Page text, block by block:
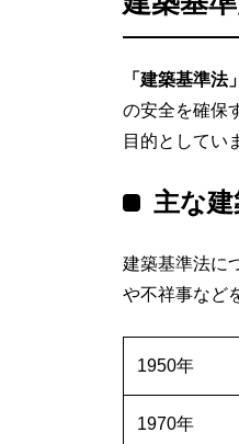
「建築基準法」
の安全を確保
目的としてい
主な
建築基準法に
や不祥事など
1950年
1970年